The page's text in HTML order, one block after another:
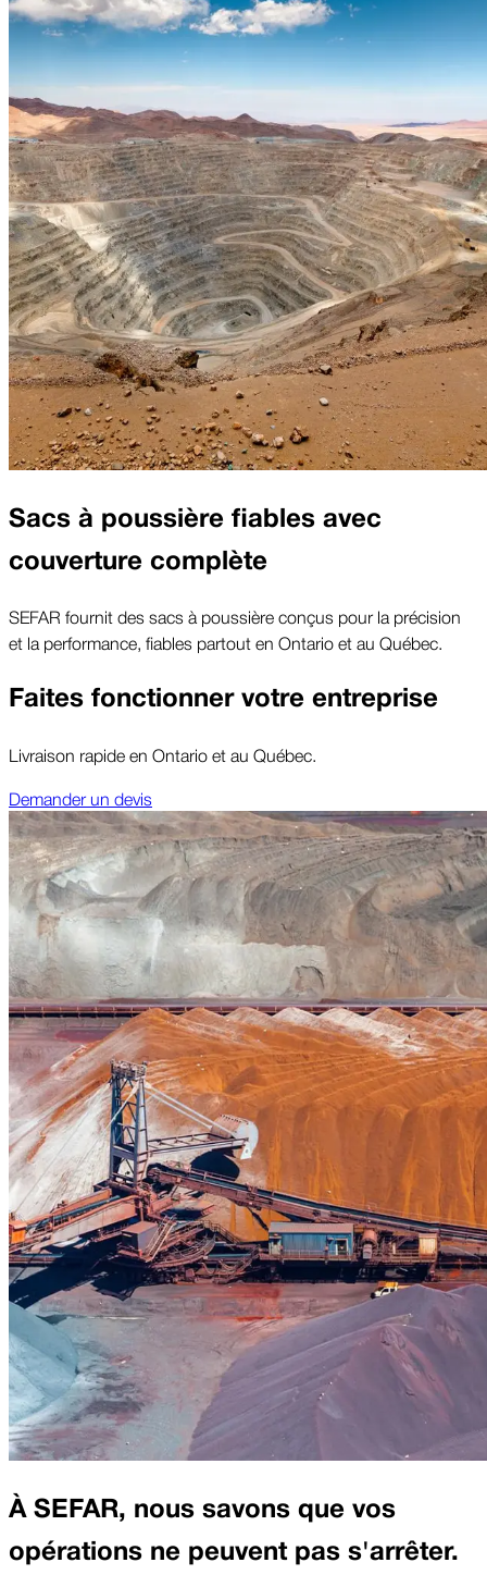
Sacs à poussière fiables avec
couverture complète
SEFAR fournit des sacs à poussière conçus pour la précision
et la performance, fiables partout en Ontario et au Québec.
Faites fonctionner votre entreprise
Livraison rapide en Ontario et au Québec.
Demander un devis
À SEFAR, nous savons que vos
opérations ne peuvent pas s'arrêter.